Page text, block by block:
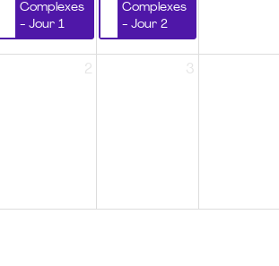
Complexes
- Jour 1
Complexes
- Jour 2
2 3